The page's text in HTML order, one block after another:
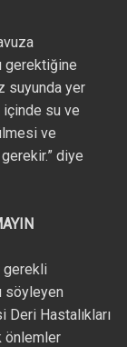
gerektiğine
suyunda yer
içinde su ve
ve
diye
gerekli
söyleyen
Hastalıkları
önlemler